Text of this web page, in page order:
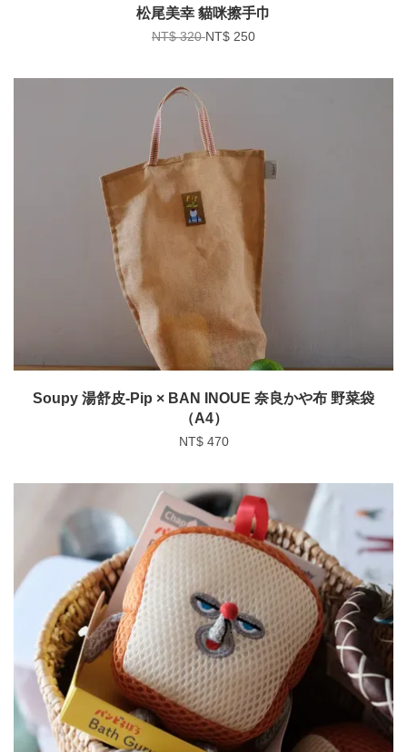
松尾美幸 貓咪擦手巾
NT$ 320NT$ 250
Soupy 湯舒皮-Pip × BAN INOUE 奈良かや布 野菜袋
（A4）
NT$ 470